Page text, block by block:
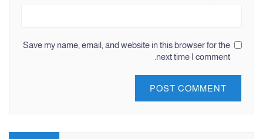
Save my name, email, and website in this browser for the
next time I comment.